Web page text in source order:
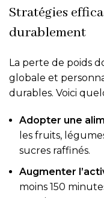
Stratégies
durablement
La perte de poids
globale et
durables. Voici
Adopter une
les fruits,
sucres raffinés.
Augmenter
moins 150